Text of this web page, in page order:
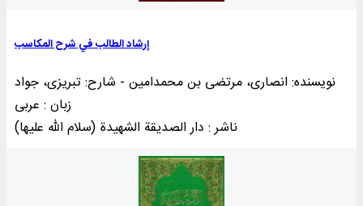
إرشاد الطالب في شرح المکاسب
نویسنده: انصاری، مرتضی بن محمدامین - شارح: تبریزی، جواد
زبان : عربی
ناشر : دار الصديقة الشهيدة (سلام الله عليها)